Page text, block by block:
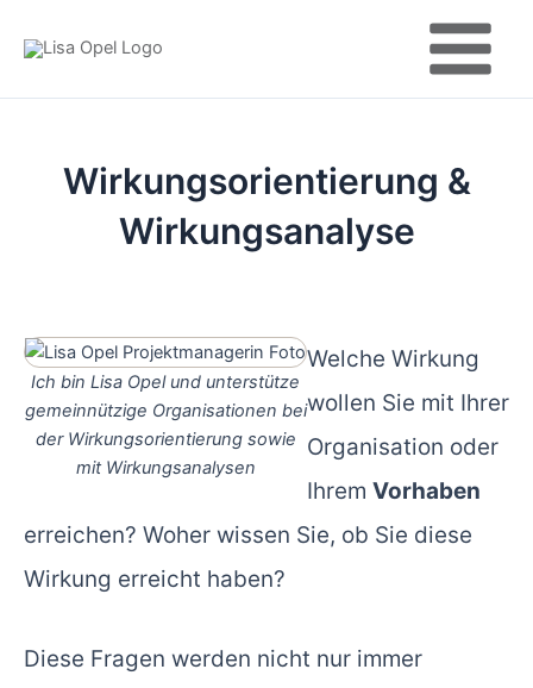
Inhalt
Main
Menu
Wirkungsorientierung &
Wirkungsanalyse
Ich bin Lisa Opel und unterstütze
gemeinnützige Organisationen bei
der Wirkungsorientierung sowie
mit Wirkungsanalysen
Welche Wirkung
wollen Sie mit Ihrer
Organisation oder
Ihrem Vorhaben
erreichen? Woher wissen Sie, ob Sie diese
Wirkung erreicht haben?
Diese Fragen werden nicht nur immer